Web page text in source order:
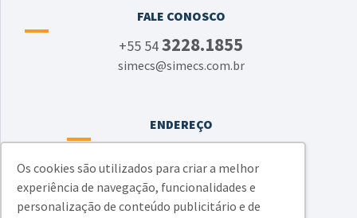
Os cookies são utilizados para criar a melhor
experiência de navegação, funcionalidades e
personalização de conteúdo publicitário e de
FALE CONOSCO
+55 543228.1855
simecs@simecs.com.br
ENDEREÇO
Bairro Jardim América - Caxias do Sul - RS
CEP 95050-520